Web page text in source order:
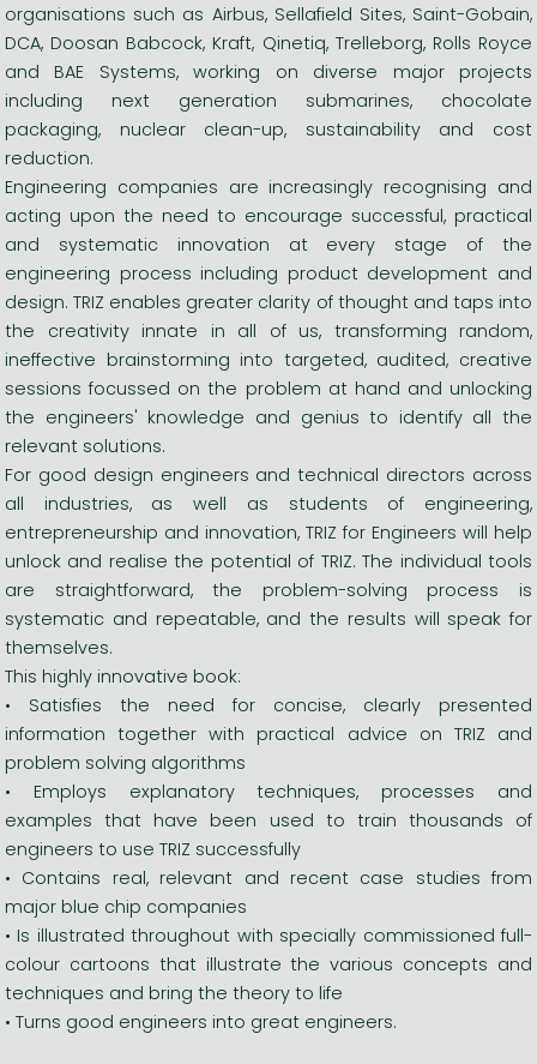
organisations such as Airbus, Sellafield Sites, Saint-Gobain,
DCA, Doosan Babcock, Kraft, Qinetiq, Trelleborg, Rolls Royce
and BAE Systems, working on diverse major projects
including next generation submarines, chocolate
packaging, nuclear clean-up, sustainability and cost
reduction.
Engineering companies are increasingly recognising and
acting upon the need to encourage successful, practical
and systematic innovation at every stage of the
engineering process including product development and
design. TRIZ enables greater clarity of thought and taps into
the creativity innate in all of us, transforming random,
ineffective brainstorming into targeted, audited, creative
sessions focussed on the problem at hand and unlocking
the engineers' knowledge and genius to identify all the
relevant solutions.
For good design engineers and technical directors across
all industries, as well as students of engineering,
entrepreneurship and innovation, TRIZ for Engineers will help
unlock and realise the potential of TRIZ. The individual tools
are straightforward, the problem-solving process is
systematic and repeatable, and the results will speak for
themselves.
This highly innovative book:
• Satisfies the need for concise, clearly presented
information together with practical advice on TRIZ and
problem solving algorithms
• Employs explanatory techniques, processes and
examples that have been used to train thousands of
engineers to use TRIZ successfully
• Contains real, relevant and recent case studies from
major blue chip companies
• Is illustrated throughout with specially commissioned full-
colour cartoons that illustrate the various concepts and
techniques and bring the theory to life
• Turns good engineers into great engineers.